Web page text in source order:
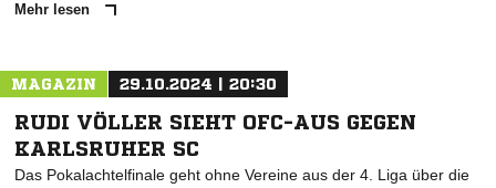
Mehr lesen
MAGAZIN 29.10.2024 | 20:30
RUDI VÖLLER SIEHT OFC-AUS GEGEN
KARLSRUHER SC
Das Pokalachtelfinale geht ohne Vereine aus der 4. Liga über die